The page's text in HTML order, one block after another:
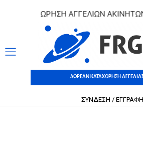
ΑΓΓΕΛΙΩΝ ΑΚΙΝΗΤΩΝ
ΔΩΡΕΑΝ ΚΑΤΑΧΩΡΗΣΗ
ΣΥΝΔΕΣΗ / ΕΓΓΡΑΦΗ